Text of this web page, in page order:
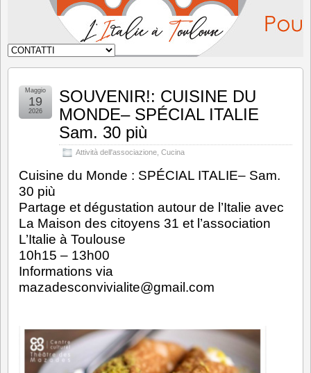
SOUVENIR!: CUISINE DU
MONDE– SPÉCIAL ITALIE
Sam. 30 più
Attività dell'associazione Cucina
Maggio
19
2026
Cuisine du Monde : SPÉCIAL ITALIE– Sam.
30 più
Partage et dégustation autour de l’Italie avec
La Maison des citoyens 31 et l’association
L’Italie à Toulouse
10h15 – 13h00
Informations via
mazadesconvivialite@gmail.com